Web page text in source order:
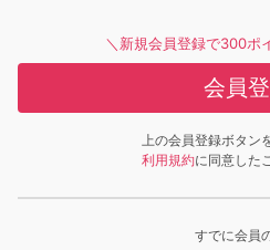
＼新規会員登録で300ポ
会員
上の会員登録ボタン
利用規約に同意した
すでに会員